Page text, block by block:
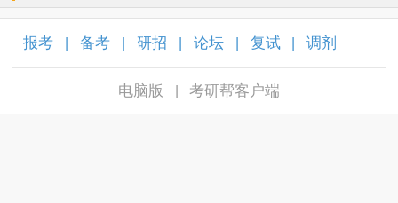
报考 备考 研招 论坛 复试 调剂
电脑版 考研帮客户端